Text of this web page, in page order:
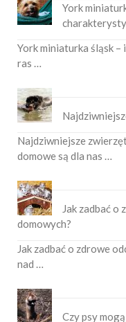
York
York miniaturka śląsk –
ras …
Najdziwniejsze
domowe są dla nas …
Jak zadbać o
domowych?
Jak zadbać o zdrowe
nad …
Czy psy